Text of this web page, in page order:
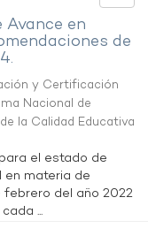
en
de
y Certificación
Nacional de
la Calidad Educativa
el estado de
en materia de
febrero del año 2022
...